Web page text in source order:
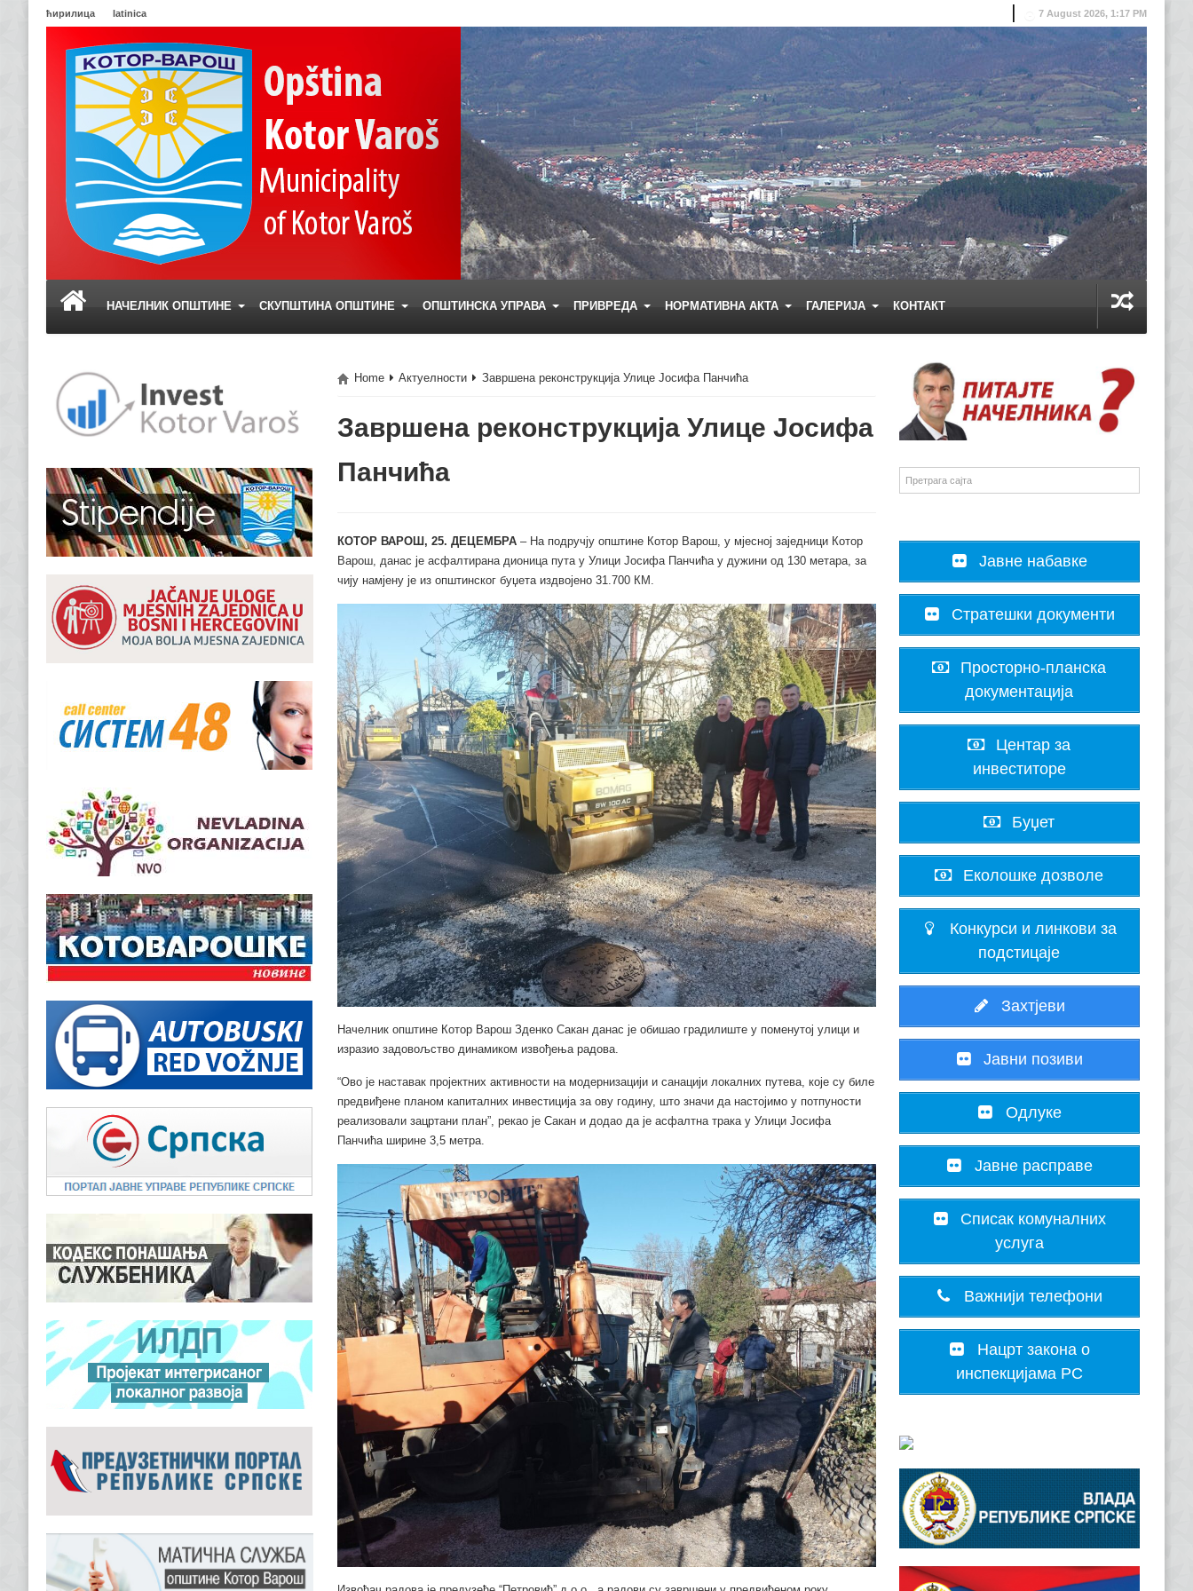
ћирилица latinica 7 August 2026, 1:17 PM
НАЧЕЛНИК ОПШТИНЕ СКУПШТИНА ОПШТИНЕ ОПШТИНСКА УПРАВА ПРИВРЕДА НОРМАТИВНА АКТА ГАЛЕРИЈА КОНТАКТ
Home Актуелности Завршена реконструкција Улице Јосифа Панчића
Завршена реконструкција Улице Јосифа
Панчића
КОТОР ВАРОШ, 25. ДЕЦЕМБРА– На подручју општине Котор Варош, у мјесној заједници Котор
Варош, данас је асфалтирана дионица пута у Улици Јосифа Панчића у дужини од 130 метара, за
чију намјену је из општинског буџета издвојено 31.700 КМ.
Начелник општине Котор Варош Зденко Сакан данас је обишао градилиште у поменутој улици и
изразио задовољство динамиком извођења радова.
“Ово је наставак пројектних активности на модернизацији и санацији локалних путева, које су биле
предвиђене планом капиталних инвестиција за ову годину, што значи да настојимо у потпуности
реализовали зацртани план”, рекао је Сакан и додао да је асфалтна трака у Улици Јосифа
Панчића ширине 3,5 метра.
Јавне набавке
Стратешки документи
Просторно-планска
документација
Центар за
инвеститоре
Буџет
Еколошке дозволе
Конкурси и линкови за
подстицаје
Захтјеви
Јавни позиви
Одлуке
Јавне расправе
Списак комуналних
услуга
Важнији телефони
Нацрт закона о
инспекцијама РС